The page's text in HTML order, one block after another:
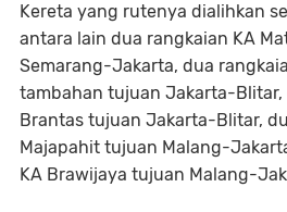
Kereta yang rutenya dialihkan
antara lain dua rangkaian KA
Semarang-Jakarta, dua
tambahan tujuan Jakarta-Blitar,
Brantas tujuan Jakarta-Blitar,
Majapahit tujuan Malang-
KA Brawijaya tujuan Malang-